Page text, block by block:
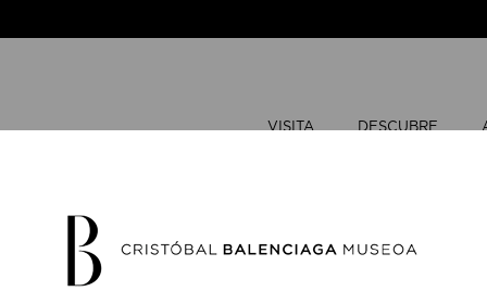
VISITA DESCUBRE